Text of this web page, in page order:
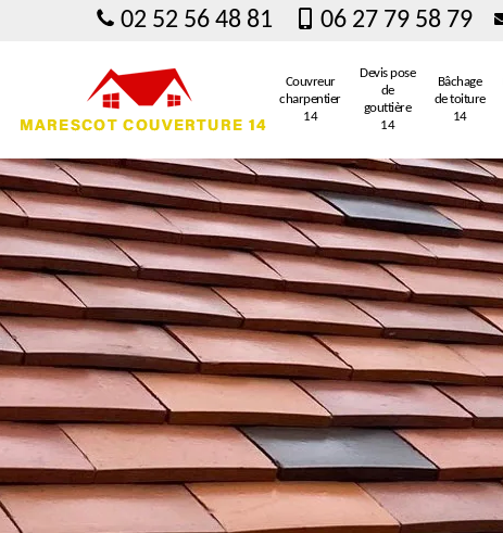
02 52 56 48 81 06 27 79 58 79
Couvreur
charpentier
14
Devis pose
de
gouttière
14
Bâchage
de toiture
14